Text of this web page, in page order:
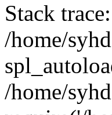
Stack
/home/
/home/